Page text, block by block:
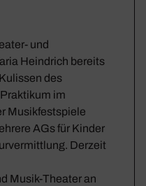
und
Heindrich bereits
des
im
Musikfestspiele
AGs für Kinder
Derzeit
Musik-Theater an